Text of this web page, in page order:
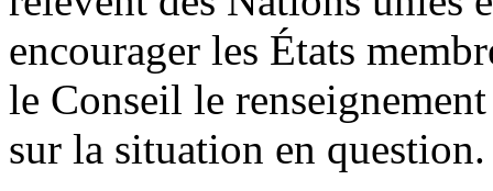
encourager les États
le Conseil le
sur la situation en question.